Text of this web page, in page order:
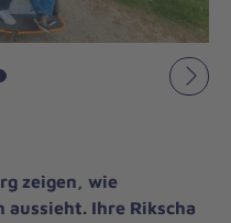
zeigen, wie
aussieht. Ihre Rikscha